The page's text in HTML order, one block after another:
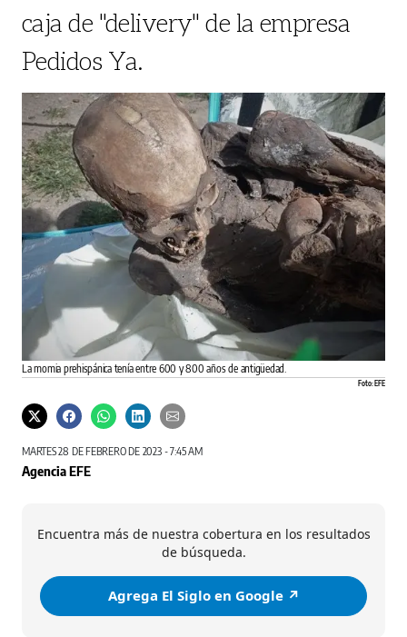
caja de "delivery" de la empresa
Pedidos Ya.
La momia prehispánica tenía entre 600 y 800 años de antigüedad.
Foto: EFE
MARTES 28 DE FEBRERO DE 2023 - 7:45 AM
Agencia EFE
Encuentra más de nuestra cobertura en los resultados
de búsqueda.
Agrega El Siglo en Google ↗️